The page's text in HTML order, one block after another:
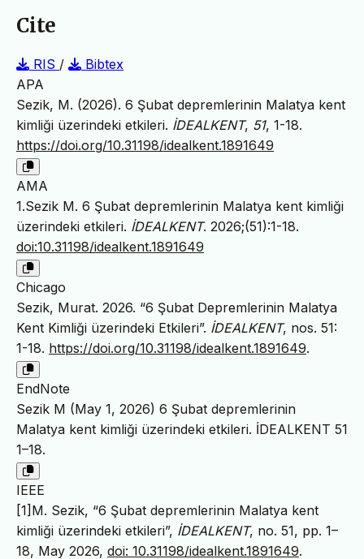
Cite
RIS /
Bibtex
APA
Sezik, M. (2026). 6 Şubat depremlerinin Malatya kent
kimliği üzerindeki etkileri. İDEALKENT, 51, 1-18.
https://doi.org/10.31198/idealkent.1891649
AMA
1.Sezik M. 6 Şubat depremlerinin Malatya kent kimliği
üzerindeki etkileri. İDEALKENT. 2026;(51):1-18.
doi:10.31198/idealkent.1891649
Chicago
Sezik, Murat. 2026. “6 Şubat Depremlerinin Malatya
Kent Kimliği üzerindeki Etkileri”. İDEALKENT, nos. 51:
1-18. https://doi.org/10.31198/idealkent.1891649.
EndNote
Sezik M (May 1, 2026) 6 Şubat depremlerinin
Malatya kent kimliği üzerindeki etkileri. İDEALKENT 51
1–18.
IEEE
[1]M. Sezik, “6 Şubat depremlerinin Malatya kent
kimliği üzerindeki etkileri”, İDEALKENT, no. 51, pp. 1–
18, May 2026, doi: 10.31198/idealkent.1891649.